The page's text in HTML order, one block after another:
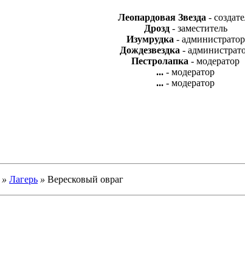
Леопардовая Звезда-
Дрозд- заместитель
Изумрудка - администратор
Дождезвездка -
Пестролапка - модератор
... - модератор
... - модератор
» Лагерь » Вересковый овраг